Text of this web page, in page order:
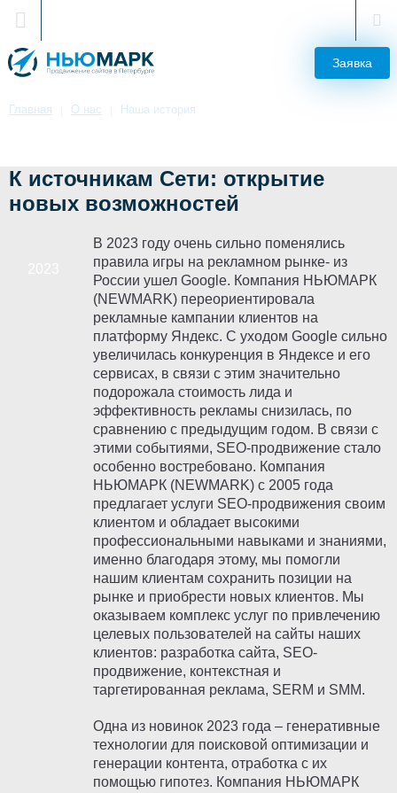
Заявка
Главная О нас Наша история
К источникам Сети: открытие
новых возможностей
В 2023 году очень сильно поменялись
правила игры на рекламном рынке- из
России ушел Google. Компания НЬЮМАРК
(NEWMARK) переориентировала
рекламные кампании клиентов на
платформу Яндекс. С уходом Google сильно
увеличилась конкуренция в Яндексе и его
сервисах, в связи с этим значительно
подорожала стоимость лида и
эффективность рекламы снизилась, по
сравнению с предыдущим годом. В связи с
этими событиями, SEO-продвижение стало
особенно востребовано. Компания
НЬЮМАРК (NEWMARK) с 2005 года
предлагает услуги SEO-продвижения своим
клиентом и обладает высокими
профессиональными навыками и знаниями,
именно благодаря этому, мы помогли
нашим клиентам сохранить позиции на
рынке и приобрести новых клиентов. Мы
оказываем комплекс услуг по привлечению
целевых пользователей на сайты наших
клиентов: разработка сайта, SEO-
продвижение, контекстная и
таргетированная реклама, SERM и SMM.
Одна из новинок 2023 года – генеративные
технологии для поисковой оптимизации и
генерации контента, отработка с их
помощью гипотез. Компания НЬЮМАРК